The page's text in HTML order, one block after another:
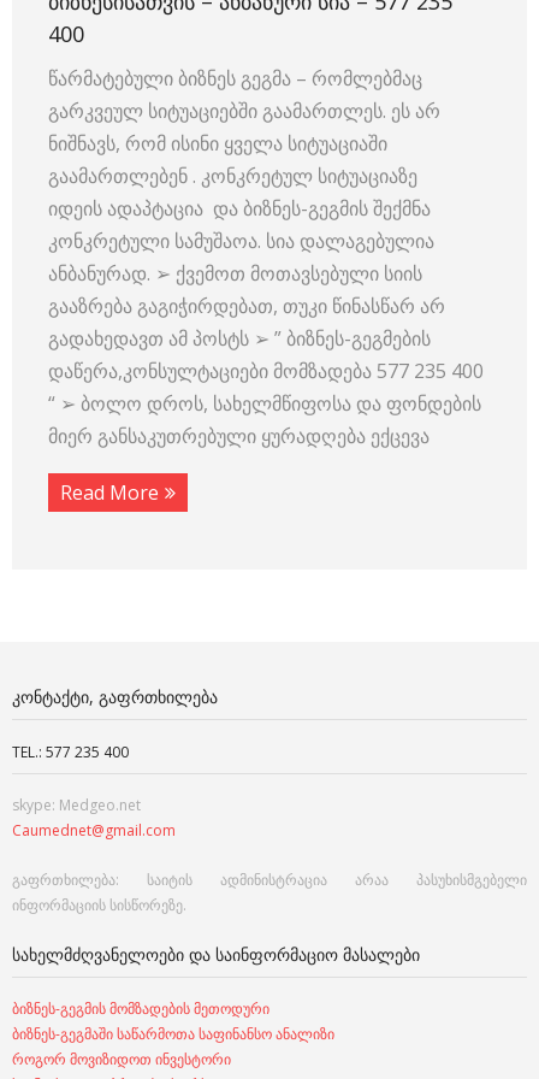
400
წარმატებული ბიზნეს გეგმა – რომლებმაც
გარკვეულ სიტუაციებში გაამართლეს. ეს არ
ნიშნავს, რომ ისინი ყველა სიტუაციაში
გაამართლებენ . კონკრეტულ სიტუაციაზე
იდეის ადაპტაცია და ბიზნეს-გეგმის შექმნა
კონკრეტული სამუშაოა. სია დალაგებულია
ანბანურად. ➢ ქვემოთ მოთავსებული სიის
გააზრება გაგიჭირდებათ, თუკი წინასწარ არ
გადახედავთ ამ პოსტს ➢ ” ბიზნეს-გეგმების
დაწერა,კონსულტაციები მომზადება 577 235 400
“ ➢ ბოლო დროს, სახელმწიფოსა და ფონდების
მიერ განსაკუთრებული ყურადღება ექცევა
Read More
ᲙᲝᲜᲢᲐᲥᲢᲘ, ᲒᲐᲤᲠᲗᲮᲘᲚᲔᲑᲐ
TEL.: 577 235 400
skype: Medgeo.net
Caumednet@gmail.com
გაფრთხილება: საიტის ადმინისტრაცია არაა პასუხისმგებელი
ინფორმაციის სისწორეზე.
ᲡᲐᲮᲔᲚᲛᲫᲦᲕᲐᲜᲔᲚᲝᲔᲑᲘ ᲓᲐ ᲡᲐᲘᲜᲤᲝᲠᲛᲐᲪᲘᲝ ᲛᲐᲡᲐᲚᲔᲑᲘ
ბიზნეს-გეგმის მომზადების მეთოდური
ბიზნეს-გეგმაში საწარმოთა საფინანსო ანალიზი
როგორ მოვიზიდოთ ინვესტორი